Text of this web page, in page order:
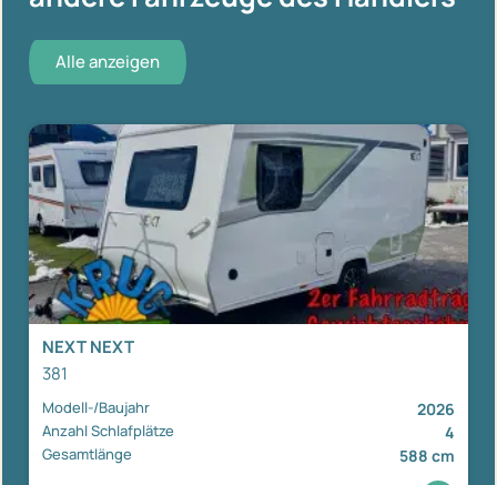
Alle anzeigen
NEXT NEXT
381
Modell-/Baujahr 2026
Anzahl Schlafplätze 4
Gesamtlänge 588 cm